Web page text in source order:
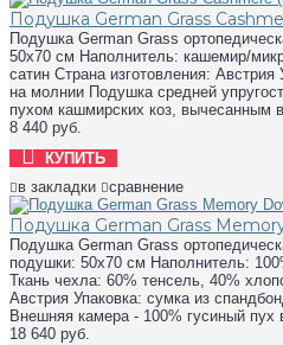
Подушка German Grass
Подушка German Grass
50х70 см Наполнитель: кашемир/
сатин Страна изготовления:
на молнии Подушка средней
пухом кашмирских коз, вычесанным
8 440 руб.
КУПИТЬ
в закладки
сравнение
Подушка German Grass
Подушка German Grass
подушки: 50х70 см Наполнитель:
Ткань чехла: 60% тенсель, 40%
Австрия Упаковка: сумка из
Внешняя камера - 100% гусиный
18 640 руб.